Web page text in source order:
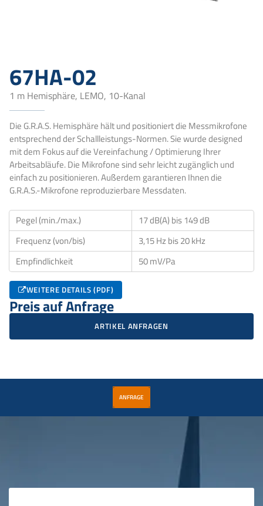
67HA-02
1 m Hemisphäre, LEMO, 10-Kanal
Die G.R.A.S. Hemisphäre hält und positioniert die Messmikrofone
entsprechend der Schallleistungs-Normen. Sie wurde designed
mit dem Fokus auf die Vereinfachung / Optimierung Ihrer
Arbeitsabläufe. Die Mikrofone sind sehr leicht zugänglich und
einfach zu positionieren. Außerdem garantieren Ihnen die
G.R.A.S.-Mikrofone reproduzierbare Messdaten.
Pegel (min./max.)
17 dB(A) bis 149 dB
Frequenz (von/bis)
3,15 Hz bis 20 kHz
Empfindlichkeit
50 mV/Pa
WEITERE DETAILS (PDF)
Preis auf Anfrage
ARTIKEL ANFRAGEN
ANFRAGE